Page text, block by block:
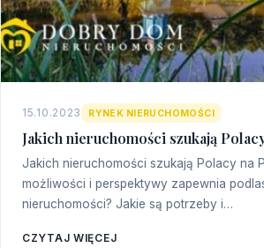
15.10.2023 RYNEK NIERUCHOMOŚCI
Jakich nieruchomości szukają
Jakich nieruchomości szukają Polacy na
możliwości i perspektywy zapewnia
nieruchomości? Jakie są potrzeby i…
CZYTAJ WIĘCEJ